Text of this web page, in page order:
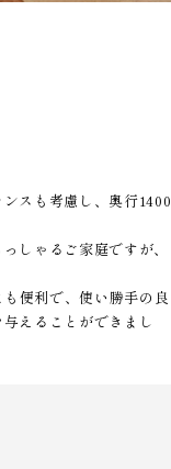
スも考慮し、奥行1400
しゃるご家庭ですが、
便利で、使い勝手の良
えることができまし